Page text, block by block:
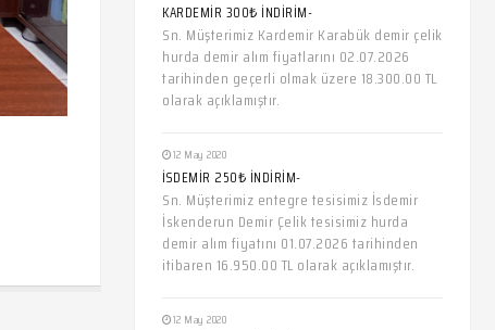
KARDEMİR 300₺ İNDİRİM-
Sn. Müşterimiz Kardemir Karabük demir çelik
hurda demir alım fiyatlarını 02.07.2026
tarihinden geçerli olmak üzere 18.300.00 TL
olarak açıklamıştır.
12 May 2020
İSDEMİR 250₺ İNDİRİM-
Sn. Müşterimiz entegre tesisimiz İsdemir
İskenderun Demir Çelik tesisimiz hurda
demir alım fiyatını 01.07.2026 tarihinden
itibaren 16.950.00 TL olarak açıklamıştır.
12 May 2020